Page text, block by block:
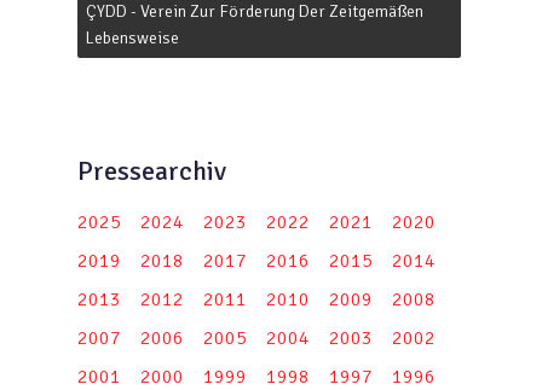
ÇYDD - Verein Zur Förderung Der Zeitgemäßen
Lebensweise
Pressearchiv
2025 2024 2023 2022 2021
2020
2019
2018 2017 2016 2015
2014
2013
2012 2011 2010 2009
2008
2007
2006 2005 2004 2003
2002
2001
2000 1999 1998 1997 1996